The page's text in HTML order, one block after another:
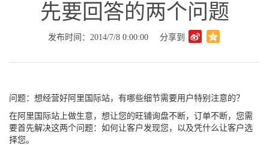
先要回答的两个问题
发布时间：2014/7/8 0:00:00 分享到
问题：想经营好阿里国际站，有哪些细节需要用户特别注意的？
在阿里国际站上做生意，想让您的旺铺询盘不断，订单不断，您需
要首先解决这两个问题：如何让客户发现您，以及凭什么让客户选
择您。